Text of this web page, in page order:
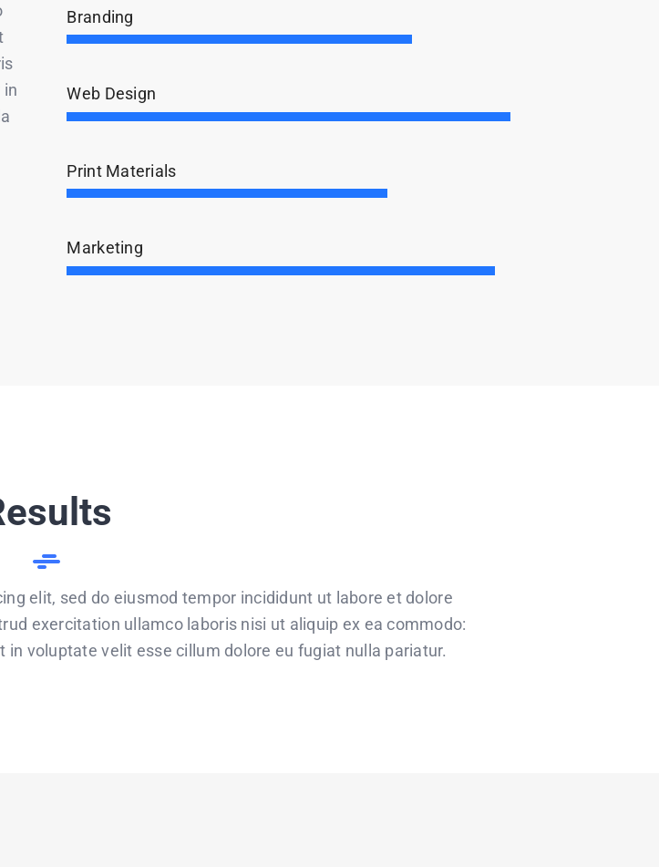
in
Branding
Web Design
Print Materials
Marketing
elit, sed do eiusmod tempor incididunt ut labore et dolore
exercitation ullamco laboris nisi ut aliquip ex ea commodo:
voluptate velit esse cillum dolore eu fugiat nulla pariatur.